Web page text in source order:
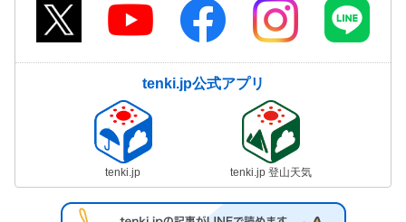
tenki.jp公式アプリ
tenki.jp tenki.jp 登山天気